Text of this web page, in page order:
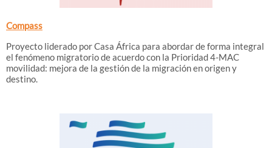
Compass
Proyecto liderado por Casa África para abordar de forma integral
el fenómeno migratorio de acuerdo con la Prioridad 4-MAC
movilidad: mejora de la gestión de la migración en origen y
destino.